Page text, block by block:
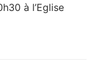
à l’Eglise